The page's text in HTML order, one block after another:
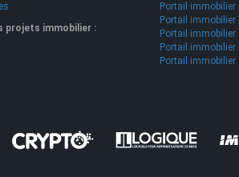
projets immobilier :
Portail immobilier
Portail immobilier
Portail immobilier
Portail
Portail immobilier